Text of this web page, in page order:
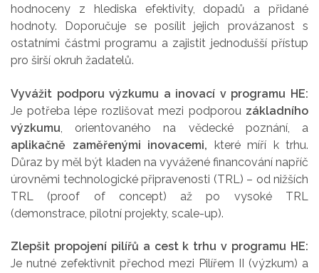
hodnoceny z hlediska efektivity, dopadů a přidané
hodnoty. Doporučuje se posílit jejich provázanost s
ostatními částmi programu a zajistit jednodušší přístup
pro širší okruh žadatelů.
Vyvážit podporu výzkumu a inovací v programu HE:
Je potřeba lépe rozlišovat mezi podporou základního
výzkumu , orientovaného na vědecké poznání, a
aplikačně zaměřenými inovacemi, které míří k trhu.
Důraz by měl být kladen na vyvážené financování napříč
úrovněmi technologické připravenosti (TRL) – od nižších
TRL (proof of concept) až po vysoké TRL
(demonstrace, pilotní projekty, scale-up).
Zlepšit propojení pilířů a cest k trhu v programu HE:
Je nutné zefektivnit přechod mezi Pilířem II (výzkum) a